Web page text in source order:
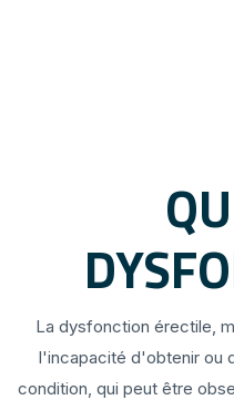
La dysfonction érectile,
l'incapacité d'obtenir ou
condition, qui peut être